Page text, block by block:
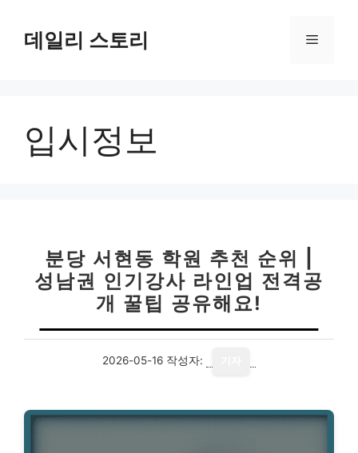
데일리 스토리 메
입시정보
분당 서현동 학원 추천 순위 |
성남권 인기강사 라인업 전격공
개 꿀팁 공유해요!
2026-05-16 작성자: